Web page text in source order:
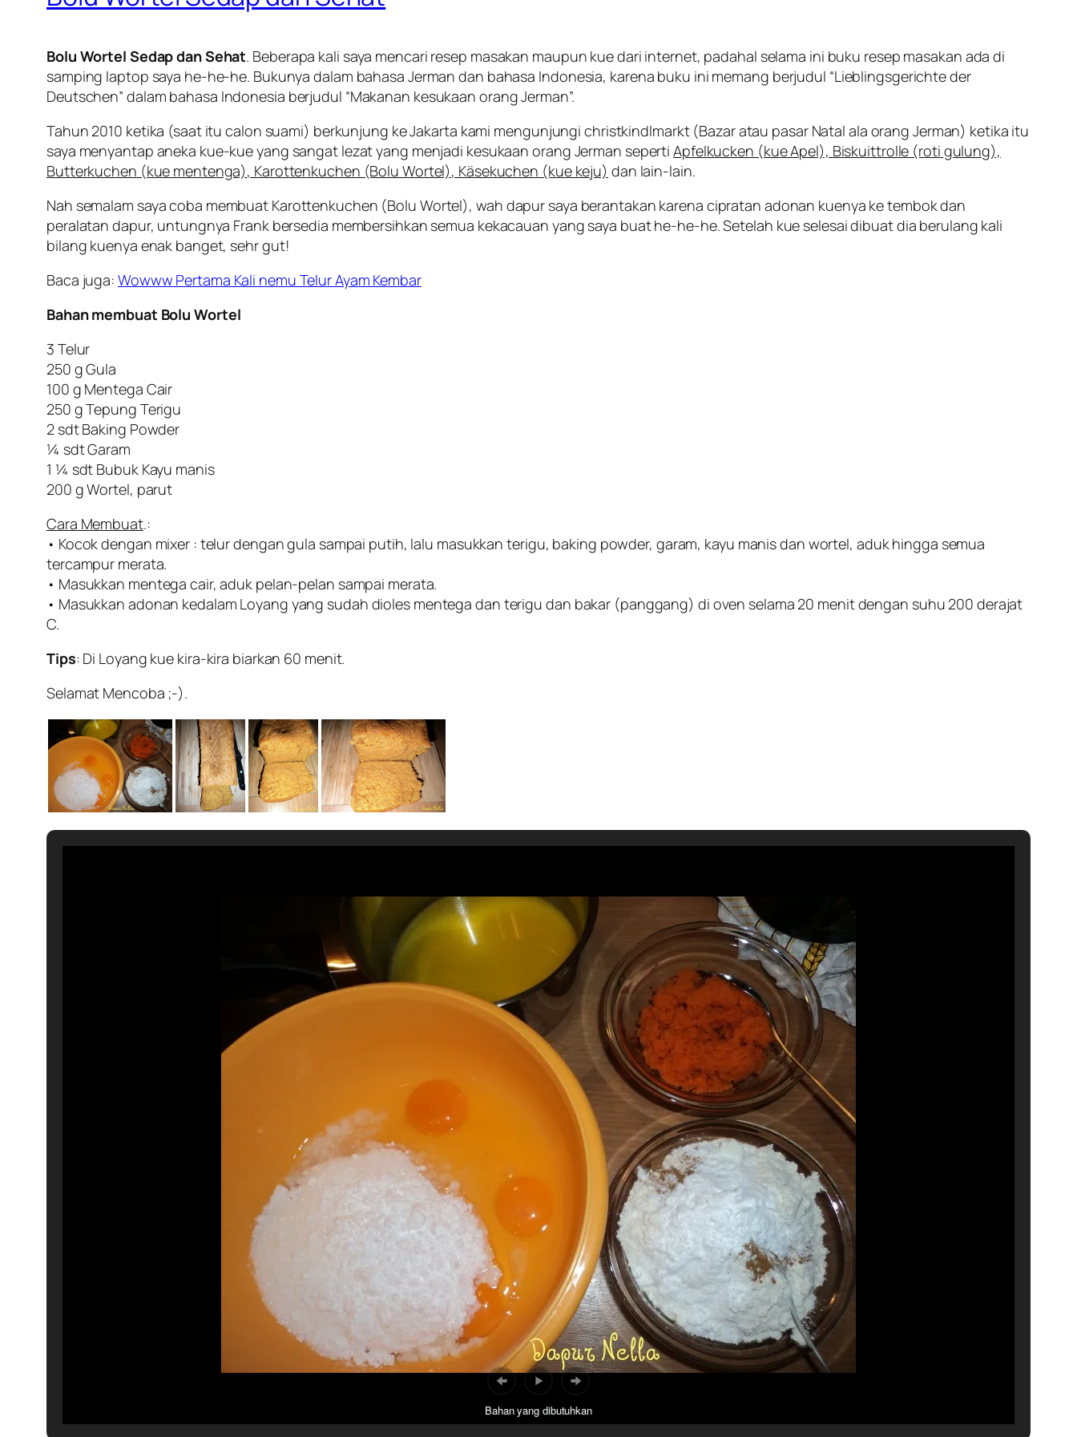
Bolu Wortel Sedap dan Sehat. Beberapa kali saya mencari resep masakan maupun kue dari internet, padahal selama ini buku resep masakan ada di
samping laptop saya he-he-he. Bukunya dalam bahasa Jerman dan bahasa Indonesia, karena buku ini memang berjudul “Lieblingsgerichte der
Deutschen” dalam bahasa Indonesia berjudul “Makanan kesukaan orang Jerman”.
Tahun 2010 ketika (saat itu calon suami) berkunjung ke Jakarta kami mengunjungi christkindlmarkt(Bazar atau pasar Natal ala orang Jerman) ketika itu
saya menyantap aneka kue-kue yang sangat lezat yang menjadi kesukaan orang Jerman sepertiApfelkucken (kue Apel), Biskuittrolle (roti gulung),
Butterkuchen (kue mentenga), Karottenkuchen (Bolu Wortel), Käsekuchen (kue keju) dan lain-lain.
Nah semalam saya coba membuat Karottenkuchen (Bolu Wortel), wah dapur saya berantakan karena cipratan adonan kuenya ke tembok dan
peralatan dapur, untungnya Frank bersedia membersihkan semua kekacauan yang saya buat he-he-he. Setelah kue selesai dibuat dia berulang kali
bilang kuenya enak banget, sehr gut!
Baca juga: Wowww Pertama Kali nemu Telur Ayam Kembar
Bahan membuat Bolu Wortel
3 Telur
250 g Gula
100 g Mentega Cair
250 g Tepung Terigu
2 sdt Baking Powder
¼ sdt Garam
1 ¼ sdt Bubuk Kayu manis
200 g Wortel, parut
Cara Membuat.:
• Kocok dengan mixer : telur dengan gula sampai putih, lalu masukkan terigu, baking powder, garam, kayu manis dan wortel, aduk hingga semua
tercampur merata.
• Masukkan mentega cair, aduk pelan-pelan sampai merata.
• Masukkan adonan kedalam Loyang yang sudah dioles mentega dan terigu dan bakar (panggang) di oven selama 20 menit dengan suhu 200 derajat
C.
Tips: Di Loyang kue kira-kira biarkan 60 menit.
Selamat Mencoba ;-).
Bahan yang dibutuhkan